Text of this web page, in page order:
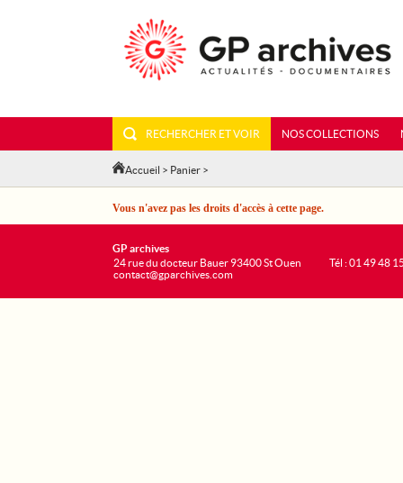
RECHERCHER ET VOIR NOS COLLECTIONS
Accueil > Panier >
Vous n'avez pas les droits d'accès à cette page.
GP archives
24 rue du docteur Bauer 93400 St Ouen
contact@gparchives.com
Tél : 01 49 48